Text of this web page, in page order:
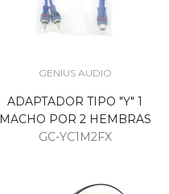
GENIUS AUDIO
ADAPTADOR TIPO "Y" 1
MACHO POR 2 HEMBRAS
GC-YC1M2FX